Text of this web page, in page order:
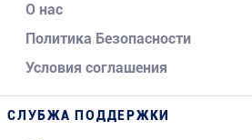
О нас
Политика Безопасности
Условия соглашения
СЛУБЖА ПОДДЕРЖКИ